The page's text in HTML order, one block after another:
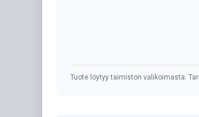
Tuote löytyy taimiston valikoimasta.